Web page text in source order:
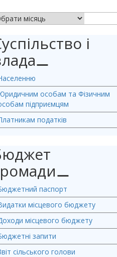
АРХІВ НОВИН
і
⚊
особам та Фізичним
підприємцям
податків
⚊
паспорт
місцевого бюджету
місцевого бюджету
запити
сільського голови